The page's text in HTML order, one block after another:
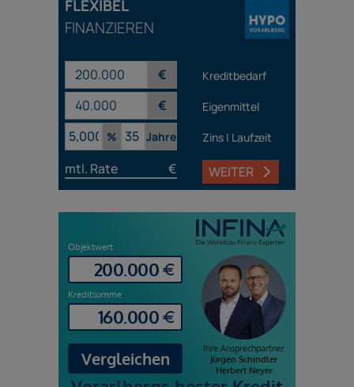
FLEXIBEL
FINANZIEREN
€ Kreditbedarf
€
Eigenmittel
%
Jahre Zins | Laufzeit
mtl. Rate € WEITER